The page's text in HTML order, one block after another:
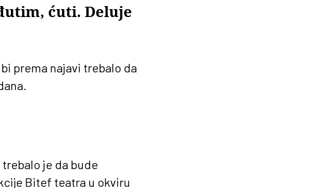
ćuti. Deluje
bi prema najavi trebalo da
je da bude
Bitef teatra u okviru